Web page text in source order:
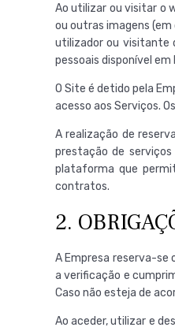
Ao utilizar ou visitar o
ou outras imagens
utilizador ou visitante
pessoais disponível
O Site é detido pela
acesso aos Serviços.
A realização de
prestação de
plataforma que
contratos.
2.
A Empresa reserva-se
a verificação e
Caso não esteja de
Ao aceder, utilizar e